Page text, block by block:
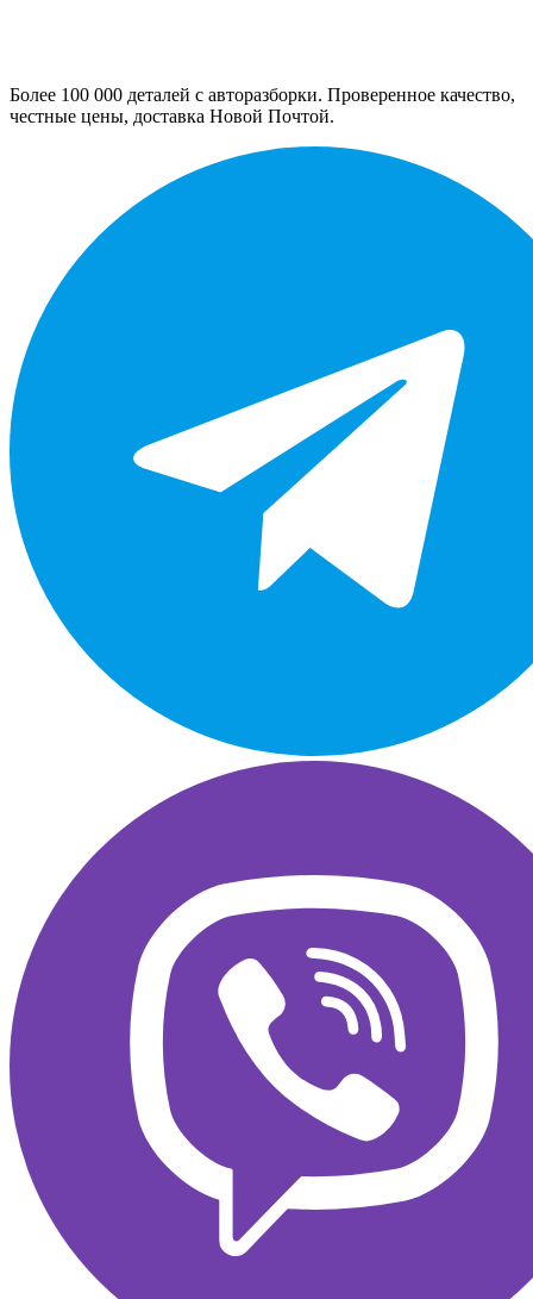
Более 100 000 деталей с авторазборки. Проверенное качество,
честные цены, доставка Новой Почтой.